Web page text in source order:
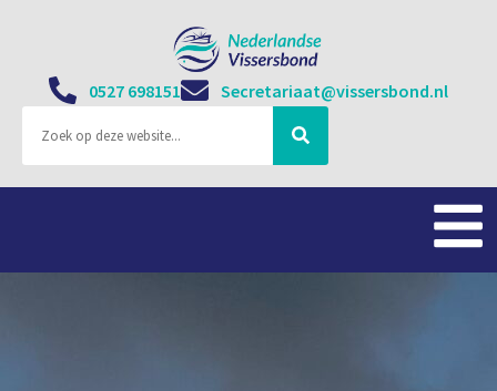
0527 698151 Secretariaat@vissersbond.nl